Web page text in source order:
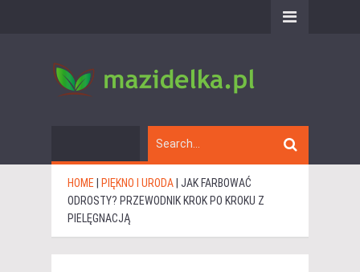
HOME PIĘKNO I URODA JAK FARBOWAĆ
ODROSTY? PRZEWODNIK KROK PO KROKU Z
PIELĘGNACJĄ